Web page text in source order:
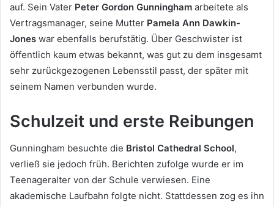
auf. Sein Vater Peter Gordon Gunningham arbeitete als
Vertragsmanager, seine Mutter Pamela Ann Dawkin-
Jones war ebenfalls berufstätig. Über Geschwister ist
öffentlich kaum etwas bekannt, was gut zu dem insgesamt
sehr zurückgezogenen Lebensstil passt, der später mit
seinem Namen verbunden wurde.
Schulzeit und erste Reibungen
Gunningham besuchte die Bristol Cathedral School,
verließ sie jedoch früh. Berichten zufolge wurde er im
Teenageralter von der Schule verwiesen. Eine
akademische Laufbahn folgte nicht. Stattdessen zog es ihn